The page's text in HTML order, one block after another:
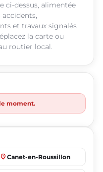
ci-dessus, alimentée
et travaux signalés
la carte ou
routier local.
moment.
place Canet-en-Roussillon